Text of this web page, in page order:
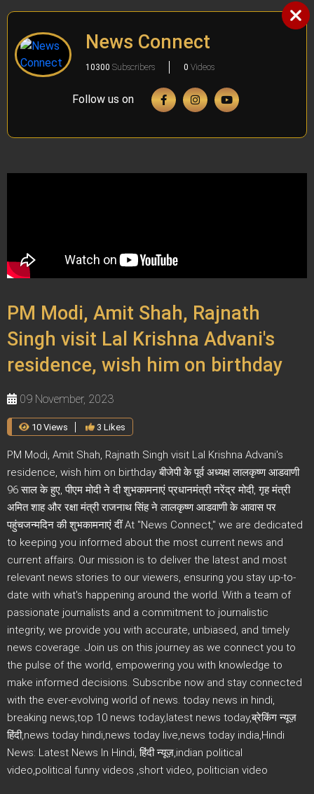
News Connect
10300 Subscribers 0 Videos
Follow us on
PM Modi, Amit Shah, Rajnath
Singh visit Lal Krishna Advani's
residence, wish him on birthday
09 November, 2023
10 Views 3 Likes
PM Modi, Amit Shah, Rajnath Singh visit Lal Krishna Advani's
residence, wish him on birthday बीजेपी के पूर्व अध्यक्ष लालकृष्ण आडवाणी
96 साल के हुए, पीएम मोदी ने दी शुभकामनाएं प्रधानमंत्री नरेंद्र मोदी, गृह मंत्री
अमित शाह और रक्षा मंत्री राजनाथ सिंह ने लालकृष्ण आडवाणी के आवास पर
पहुंचजन्मदिन की शुभकामनाएं दीं At "News Connect," we are dedicated
to keeping you informed about the most current news and
current affairs. Our mission is to deliver the latest and most
relevant news stories to our viewers, ensuring you stay up-to-
date with what's happening around the world. With a team of
passionate journalists and a commitment to journalistic
integrity, we provide you with accurate, unbiased, and timely
news coverage. Join us on this journey as we connect you to
the pulse of the world, empowering you with knowledge to
make informed decisions. Subscribe now and stay connected
with the ever-evolving world of news. today news in hindi,
breaking news,top 10 news today,latest news today,ब्रेकिंग न्यूज़
हिंदी,news today hindi,news today live,news today india,Hindi
News: Latest News In Hindi, हिंदी न्यूज़,indian political
video,political funny videos ,short video, politician video